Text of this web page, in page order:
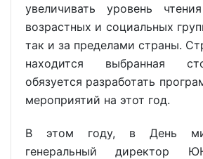
увеличивать уровень
возрастных и социальных
так и за пределами страны.
находится выбранная
обязуется разработать
мероприятий на этот год.
В этом году, в День
генеральный директор